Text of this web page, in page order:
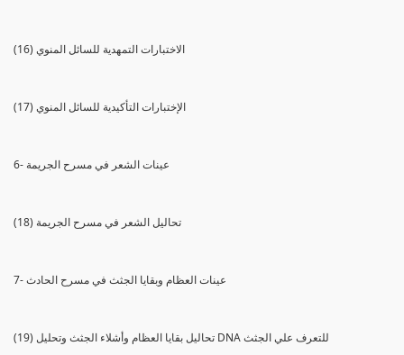
(16) الاختبارات التمهدية للسائل المنوي
(17) الإختبارات التأكيدية للسائل المنوي
6- عينات الشعر في مسرح الجريمة
(18) تحاليل الشعر في مسرح الجريمة
7- عينات العظام وبقايا الجثث في مسرح الحادث
(19) تحاليل بقايا العظام وأشلاء الجثث وتحليل DNA للتعرف علي الجثث